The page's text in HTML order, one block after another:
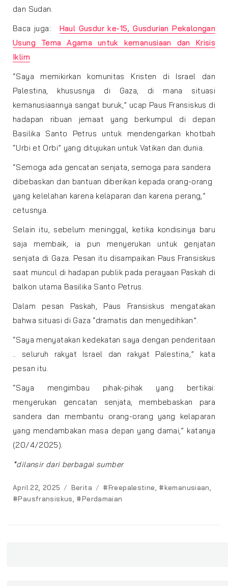
dan Sudan.
Baca juga:
Haul Gusdur ke-15, Gusdurian Pekalongan
Usung Tema Agama untuk kemanusiaan dan Krisis
Iklim
“Saya memikirkan komunitas Kristen di Israel dan
Palestina, khususnya di Gaza, di mana situasi
kemanusiaannya sangat buruk,” ucap Paus Fransiskus di
hadapan ribuan jemaat yang berkumpul di depan
Basilika Santo Petrus untuk mendengarkan khotbah
“Urbi et Orbi” yang ditujukan untuk Vatikan dan dunia.
“Semoga ada gencatan senjata, semoga para sandera
dibebaskan dan bantuan diberikan kepada orang-orang
yang kelelahan karena kelaparan dan karena perang,”
cetusnya.
Selain itu, sebelum meninggal, ketika kondisinya baru
saja membaik, ia pun menyerukan untuk genjatan
senjata di Gaza. Pesan itu disampaikan Paus Fransiskus
saat muncul di hadapan publik pada perayaan Paskah di
balkon utama Basilika Santo Petrus.
Dalam pesan Paskah, Paus Fransiskus mengatakan
bahwa situasi di Gaza “dramatis dan menyedihkan”.
“Saya menyatakan kedekatan saya dengan penderitaan
.. seluruh rakyat Israel dan rakyat Palestina,” kata
pesan itu.
“Saya mengimbau pihak-pihak yang bertikai:
menyerukan gencatan senjata, membebaskan para
sandera dan membantu orang-orang yang kelaparan
yang mendambakan masa depan yang damai,” katanya
(20/4/2025).
*dilansir dari berbagai sumber
Posted
on
April 22, 2025 Categories
Berita Tags
#Freepalestine #kemanusiaan
#Pausfransiskus
#Perdamaian